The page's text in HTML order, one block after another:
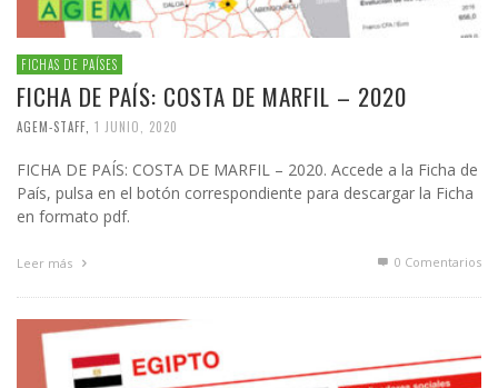
FICHAS DE PAÍSES
FICHA DE PAÍS: COSTA DE MARFIL – 2020
AGEM-STAFF 1 JUNIO, 2020
FICHA DE PAÍS: COSTA DE MARFIL – 2020. Accede a la Ficha de
País, pulsa en el botón correspondiente para descargar la Ficha
en formato pdf.
Leer más 0 Comentarios